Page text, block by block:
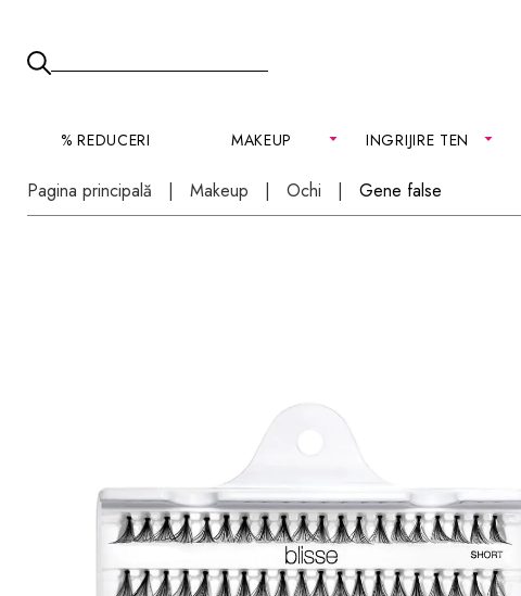
% REDUCERI MAKEUP INGRIJIRE TEN
Pagina principală Makeup Ochi Gene false